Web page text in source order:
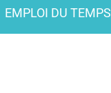
EMPLOI DU TEMPS